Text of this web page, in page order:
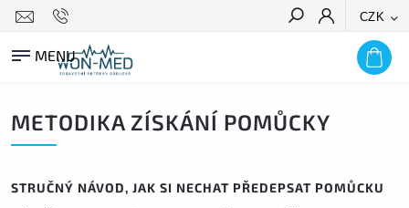
CZK
HLEDAT
METODIKA ZÍSKÁNÍ POMŮCKY
STRUČNÝ NÁVOD, JAK SI NECHAT PŘEDEPSAT POMŮCKU